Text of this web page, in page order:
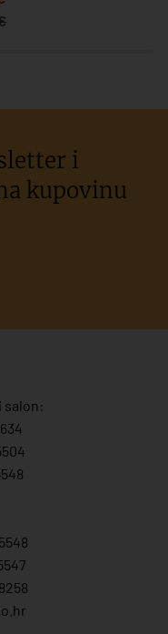
i
kupovinu
salon:
7
hr